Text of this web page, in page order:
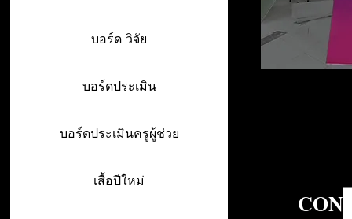
บอร์ด วิจัย
บอร์ดประเมิน
บอร์ดประเมินครูผู้ช่วย
เสื้อปีใหม่